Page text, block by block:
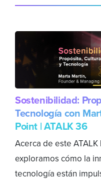
Sostenibilidad:
Tecnología con
Point | ATALK 36
Acerca de este
exploramos cómo la
tecnología están